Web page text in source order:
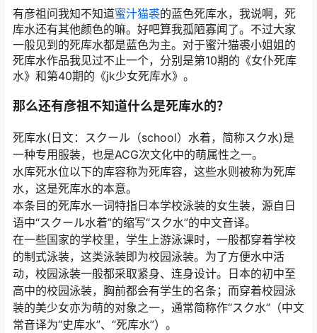
有彦祖问我知不知道蜜汁猫裘的蓝色死库水，我说啊，死
库水还有其他颜色的嘛。好吧算我孤陋寡闻了。不过大家
一般见到的死库水都是蓝色为主。对于蜜汁猫裘小姐姐的
死库水作品我见过不止一个，分别是第10期的《女仆死库
水》和第40期的《jk少女死库水》。
那么还有彦祖不知道什么是死库水的？
死库水(日文：スクール（school）水着，简称スク水)是
一种专用服装，也是ACG次文化中的萌属性之一。
水库死水位以下的库容称为死库容，这些水则被称为死库
水，这是死库水的本意。
本条目的死库水一词特指日本学校泳装的女生装，源自日
语中“スクール水着”的缩写“スク水”的中文音译。
在一些国家的学校里，学生上游泳课时，一般都穿着学校
的制式泳装，这类泳装即为校园泳装。为了方便水中活
动，校园泳装一般都采取紧身、连身设计。日本的初中至
高中的校园泳装，胸前都会有学生的名条；而穿着校园泳
装的美少女亦为萌的对象之一，通常简称作“スク水”（中文
常音译为“史库水”、“死库水”）。